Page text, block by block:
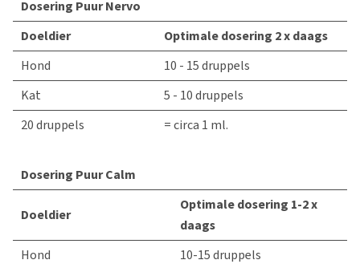
Dosering Puur Nervo
Doeldier
Optimale dosering 2 x daags
Hond
10 - 15 druppels
Kat
5 - 10 druppels
20 druppels
= circa 1 ml.
Dosering Puur Calm
Doeldier
Optimale dosering 1-2 x
daags
Hond
10-15 druppels